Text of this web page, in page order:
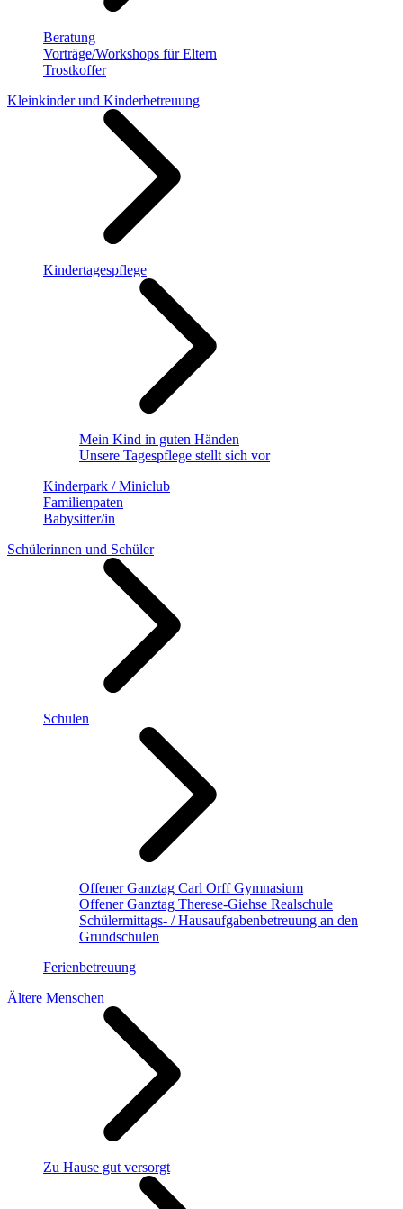
Beratung
Vorträge/Workshops für Eltern
Trostkoffer
Kleinkinder und Kinderbetreuung
Kindertagespflege
Mein Kind in guten Händen
Unsere Tagespflege stellt sich vor
Kinderpark / Miniclub
Familienpaten
Babysitter/in
Schülerinnen und Schüler
Schulen
Offener Ganztag Carl Orff Gymnasium
Offener Ganztag Therese-Giehse Realschule
Schülermittags- / Hausaufgabenbetreuung an den
Grundschulen
Ferienbetreuung
Ältere Menschen
Zu Hause gut versorgt